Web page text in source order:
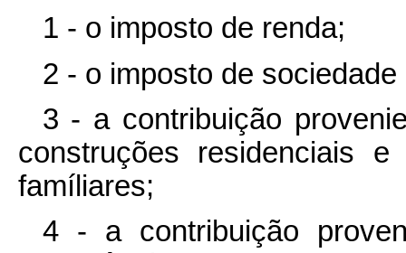
1 - o imposto de renda;
2 - o imposto de sociedade
3 - a contribuição
construções residenciais
famíliares;
4 - a contribuição